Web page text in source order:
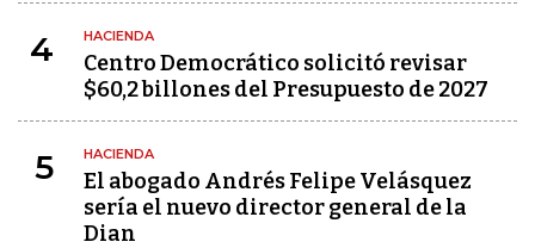
4 HACIENDA
Centro Democrático solicitó revisar
$60,2 billones del Presupuesto de 2027
5 HACIENDA
El abogado Andrés Felipe Velásquez
sería el nuevo director general de la
Dian